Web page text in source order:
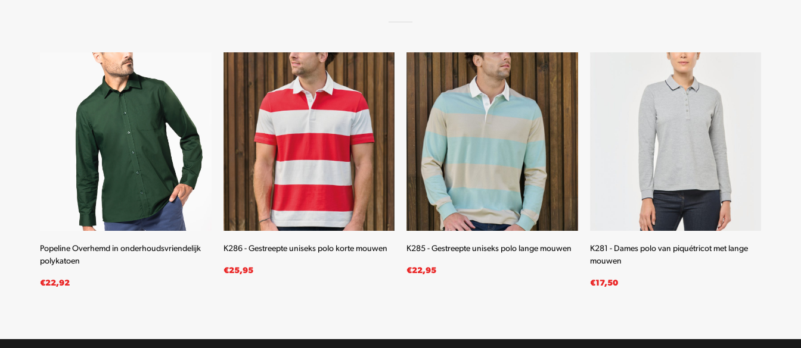
product
Popeline Overhemd in onderhoudsvriendelijk
polykatoen
€22,92
product
K286 - Gestreepte uniseks polo korte mouwen
€25,95
product
K285 - Gestreepte uniseks polo lange mouwen
€22,95
product
K281 - Dames polo van piquétricot met lange
mouwen
€17,50